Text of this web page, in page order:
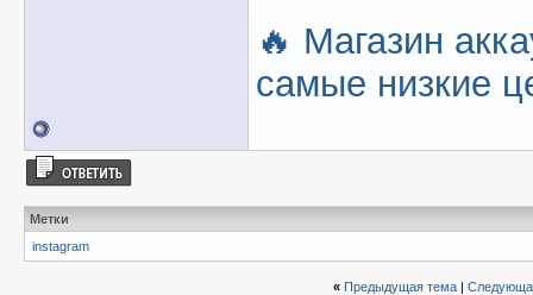
🔥 Магазин
самые низкие
Метки
instagram
« Предыдущая тема|